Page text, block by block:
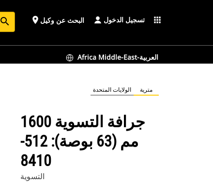
search place البحث عن وكيل تسجيل الدخول apps
Africa Middle-East-العربية
الولايات المتحدة مترية
جرافة التسوية 1600
مم (63 بوصة): 512-
8410
التسوية